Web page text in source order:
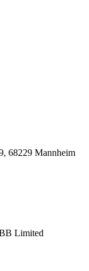
68229 Mannheim
Limited